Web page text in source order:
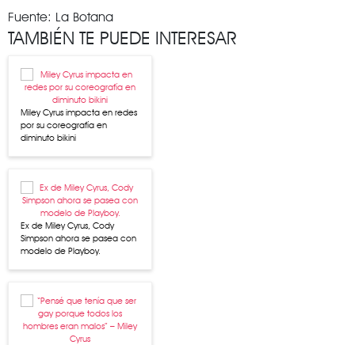
Fuente: La Botana
TAMBIÉN TE PUEDE INTERESAR
Miley Cyrus impacta en redes
por su coreografía en
diminuto bikini
Ex de Miley Cyrus, Cody
Simpson ahora se pasea con
modelo de Playboy.